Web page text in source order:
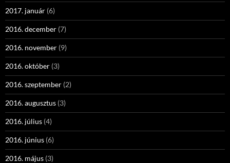
2017. január (6)
2016. december (7)
2016. november (9)
2016. október (3)
2016. szeptember (2)
2016. augusztus (3)
2016. július (4)
2016. június (6)
2016. május (3)